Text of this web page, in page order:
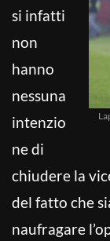
si infatti
non
hanno
nessuna
intenzio
ne di
chiudere la
del fatto che
naufragare